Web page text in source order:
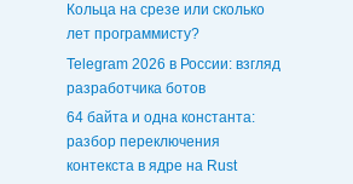
Кольца на срезе или сколько
лет программисту?
Telegram 2026 в России: взгляд
разработчика ботов
64 байта и одна константа:
разбор переключения
контекста в ядре на Rust